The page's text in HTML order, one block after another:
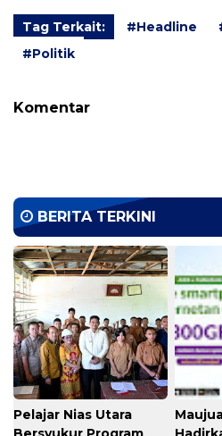
Tag Terkait: #Headline
#Politik
Komentar
BERITA TERKINI
Pelajar Nias Utara